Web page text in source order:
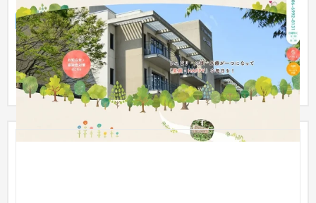
サービスサイト 介護・福祉・老人ホーム
パナソニック健康保険組合が運営する介護老人保健施設の「は
ーとぴあ」様のホームページリニューアルを担当させていただ
きました...